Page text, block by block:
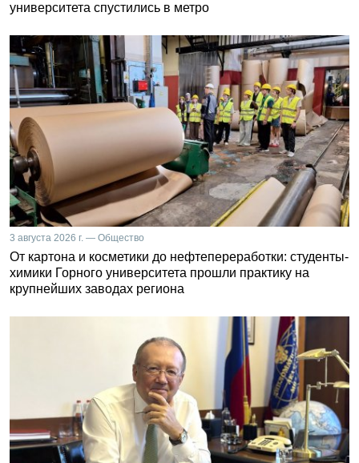
университета спустились в метро
3 августа 2026 г. — Общество
От картона и косметики до нефтепереработки: студенты-
химики Горного университета прошли практику на
крупнейших заводах региона